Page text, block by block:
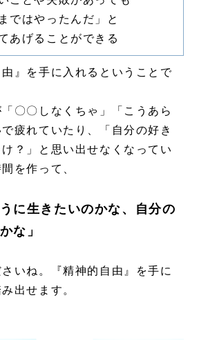
ではやったんだ」と
あげることができる
』を手に入れるということで
〇〇しなくちゃ」「こうあら
疲れていたり、「自分の好き
？」と思い出せなくなってい
を作って、
に生きたいのかな、自分の
な」
いね。『精神的自由』を手に
出せます。